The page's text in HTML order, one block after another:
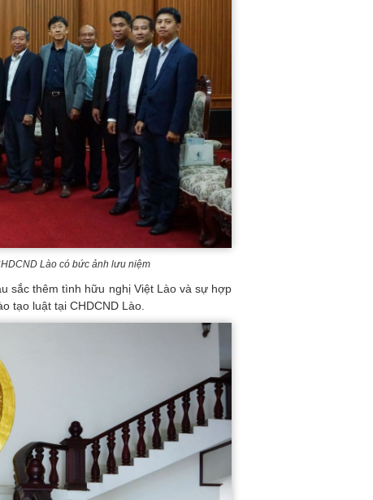
Lào có bức ảnh lưu niệm
sắc thêm tình hữu nghị Việt Lào và sự hợp
tạo luật tại CHDCND Lào.